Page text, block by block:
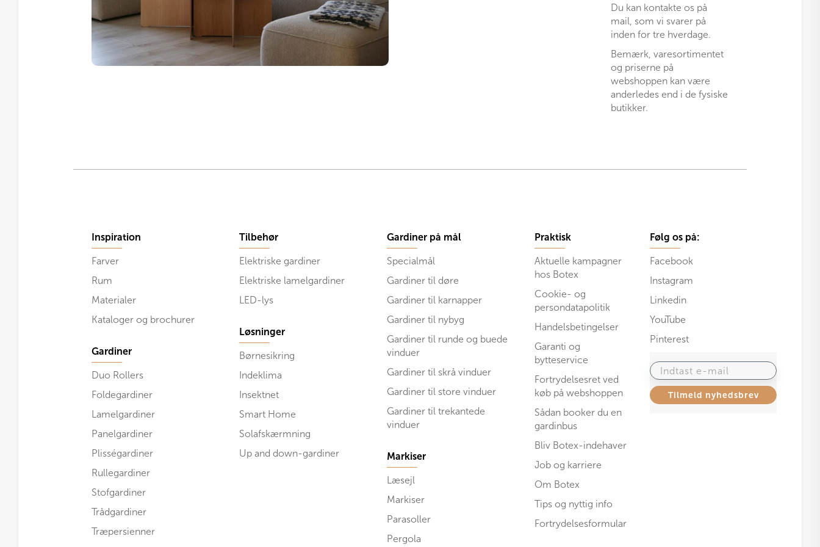
Du kan kontakte os på
mail, som vi svarer på
inden for tre hverdage.
Bemærk, varesortimentet
og priserne på
webshoppen kan være
anderledes end i de fysiske
butikker.
Inspiration
Farver
Rum
Materialer
Kataloger og brochurer
Gardiner
Duo Rollers
Foldegardiner
Lamelgardiner
Panelgardiner
Plisségardiner
Rullegardiner
Stofgardiner
Trådgardiner
Træpersienner
Tilbehør
Elektriske gardiner
Elektriske lamelgardiner
LED-lys
Løsninger
Børnesikring
Indeklima
Insektnet
Smart Home
Solafskærmning
Up and down-gardiner
Gardiner på mål
Specialmål
Gardiner til døre
Gardiner til karnapper
Gardiner til nybyg
Gardiner til runde og buede
vinduer
Gardiner til skrå vinduer
Gardiner til store vinduer
Gardiner til trekantede
vinduer
Markiser
Læsejl
Markiser
Parasoller
Pergola
Praktisk
Aktuelle kampagner
hos Botex
Cookie- og
persondatapolitik
Handelsbetingelser
Garanti og
bytteservice
Fortrydelsesret ved
køb på webshoppen
Sådan booker du en
gardinbus
Bliv Botex-indehaver
Job og karriere
Om Botex
Tips og nyttig info
Fortrydelsesformular
Følg os på:
Facebook
Instagram
Linkedin
YouTube
Pinterest
Indtast e-mail
Tilmeld nyhedsbrev